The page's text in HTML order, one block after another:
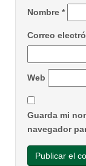
Nombre *
Correo
Web
Guarda mi
navegador